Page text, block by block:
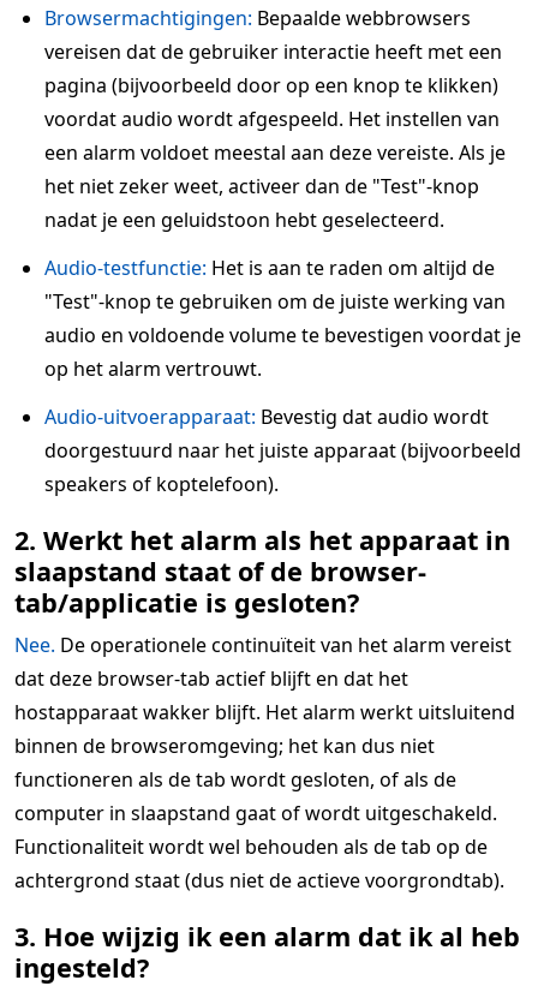
Browsermachtigingen: Bepaalde webbrowsers
vereisen dat de gebruiker interactie heeft met een
pagina (bijvoorbeeld door op een knop te klikken)
voordat audio wordt afgespeeld. Het instellen van
een alarm voldoet meestal aan deze vereiste. Als je
het niet zeker weet, activeer dan de "Test"-knop
nadat je een geluidstoon hebt geselecteerd.
Audio-testfunctie: Het is aan te raden om altijd de
"Test"-knop te gebruiken om de juiste werking van
audio en voldoende volume te bevestigen voordat je
op het alarm vertrouwt.
Audio-uitvoerapparaat: Bevestig dat audio wordt
doorgestuurd naar het juiste apparaat (bijvoorbeeld
speakers of koptelefoon).
2. Werkt het alarm als het apparaat in
slaapstand staat of de browser-
tab/applicatie is gesloten?
Nee. De operationele continuïteit van het alarm vereist
dat deze browser-tab actief blijft en dat het
hostapparaat wakker blijft. Het alarm werkt uitsluitend
binnen de browseromgeving; het kan dus niet
functioneren als de tab wordt gesloten, of als de
computer in slaapstand gaat of wordt uitgeschakeld.
Functionaliteit wordt wel behouden als de tab op de
achtergrond staat (dus niet de actieve voorgrondtab).
3. Hoe wijzig ik een alarm dat ik al heb
ingesteld?